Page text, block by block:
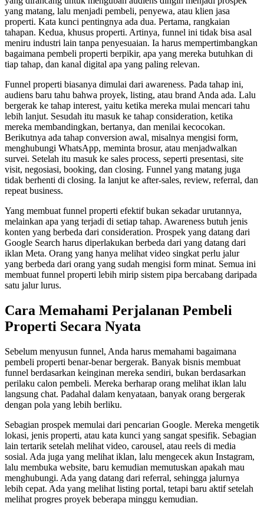
yang matang, lalu menjadi pembeli, penyewa, atau klien jasa
properti. Kata kunci pentingnya ada dua. Pertama, rangkaian
tahapan. Kedua, khusus properti. Artinya, funnel ini tidak bisa asal
meniru industri lain tanpa penyesuaian. Ia harus mempertimbangkan
bagaimana pembeli properti berpikir, apa yang mereka butuhkan di
tiap tahap, dan kanal digital apa yang paling relevan.
Funnel properti biasanya dimulai dari awareness. Pada tahap ini,
audiens baru tahu bahwa proyek, listing, atau brand Anda ada. Lalu
bergerak ke tahap interest, yaitu ketika mereka mulai mencari tahu
lebih lanjut. Sesudah itu masuk ke tahap consideration, ketika
mereka membandingkan, bertanya, dan menilai kecocokan.
Berikutnya ada tahap conversion awal, misalnya mengisi form,
menghubungi WhatsApp, meminta brosur, atau menjadwalkan
survei. Setelah itu masuk ke sales process, seperti presentasi, site
visit, negosiasi, booking, dan closing. Funnel yang matang juga
tidak berhenti di closing. Ia lanjut ke after-sales, review, referral, dan
repeat business.
Yang membuat funnel properti efektif bukan sekadar urutannya,
melainkan apa yang terjadi di setiap tahap. Awareness butuh jenis
konten yang berbeda dari consideration. Prospek yang datang dari
Google Search harus diperlakukan berbeda dari yang datang dari
iklan Meta. Orang yang hanya melihat video singkat perlu jalur
yang berbeda dari orang yang sudah mengisi form minat. Semua ini
membuat funnel properti lebih mirip sistem pipa bercabang daripada
satu jalur lurus.
Cara Memahami Perjalanan Pembeli
Properti Secara Nyata
Sebelum menyusun funnel, Anda harus memahami bagaimana
pembeli properti benar-benar bergerak. Banyak bisnis membuat
funnel berdasarkan keinginan mereka sendiri, bukan berdasarkan
perilaku calon pembeli. Mereka berharap orang melihat iklan lalu
langsung chat. Padahal dalam kenyataan, banyak orang bergerak
dengan pola yang lebih berliku.
Sebagian prospek memulai dari pencarian Google. Mereka mengetik
lokasi, jenis properti, atau kata kunci yang sangat spesifik. Sebagian
lain tertarik setelah melihat video, carousel, atau reels di media
sosial. Ada juga yang melihat iklan, lalu mengecek akun Instagram,
lalu membuka website, baru kemudian memutuskan apakah mau
menghubungi. Ada yang datang dari referral, sehingga jalurnya
lebih cepat. Ada yang melihat listing portal, tetapi baru aktif setelah
melihat progres proyek beberapa minggu kemudian.